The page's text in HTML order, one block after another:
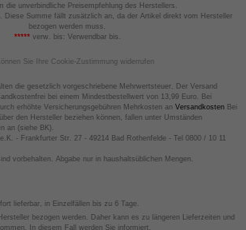
die unverbindliche Preisempfehlung des Herstellers.
Summe fällt zusätzlich an, da der Artikel direkt vom Hersteller
bezogen werden muss.
*****verw. bis: Verwendbar bis.
Sie Ihre Cookie-Zustimmung widerrufen
die gesetzlich vorgeschriebene Mehrwertsteuer. Der Versand
bei einem Mindestbestellwert von 13,99 Euro. Bei
erhöhte Versicherungsgebühren Mehrkosten an VersandkostenBei
den Hersteller beziehen können, fallen unter Umständen
an (siehe BK).
- Frankfurter Str. 27 - 49214 Bad Rothenfelde - Tel 0800 / 10 11
vorbehalten. Abgabe nur in haushaltsüblichen Mengen.
lieferbar, in Einzelfällen bis zu 6 Tage.
bezogen werden. Daher kann es zu längeren Lieferzeiten und
In diesem Fall werden Sie informiert.